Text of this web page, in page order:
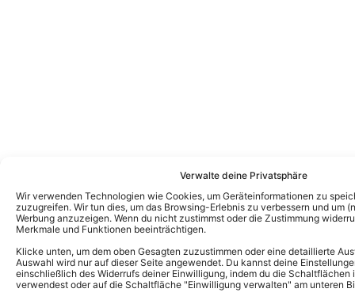
Verwalte deine Privatsphäre
Wir verwenden Technologien wie Cookies, um Geräteinformationen zu
zuzugreifen. Wir tun dies, um das Browsing-Erlebnis zu verbessern und um
Werbung anzuzeigen. Wenn du nicht zustimmst oder die Zustimmung
Merkmale und Funktionen beeinträchtigen.
Klicke unten, um dem oben Gesagten zuzustimmen oder eine detaillierte
Auswahl wird nur auf dieser Seite angewendet. Du kannst deine
einschließlich des Widerrufs deiner Einwilligung, indem du die
verwendest oder auf die Schaltfläche "Einwilligung verwalten" am unteren